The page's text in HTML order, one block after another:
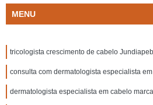
MENU
tricologista crescimento de cabelo
consulta com dermatologista especialista
dermatologista especialista em cabelo